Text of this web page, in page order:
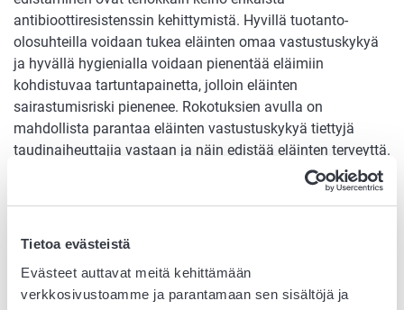
Tietoa evästeistä
Evästeet auttavat meitä kehittämään
verkkosivustoamme ja parantamaan sen sisältöjä ja
antibioottiresistenssin kehittymistä. Hyvillä tuotanto-
olosuhteilla voidaan tukea eläinten omaa vastustuskykyä
ja hyvällä hygienialla voidaan pienentää eläimiin
kohdistuvaa tartuntapainetta, jolloin eläinten
sairastumisriski pienenee. Rokotuksien avulla on
mahdollista parantaa eläinten vastustuskykyä tiettyjä
taudinaiheuttajia vastaan ja näin edistää eläinten terveyttä.
Tuotantoeläinten terveydenhuolto pyrkii Suomen
olosuhteissa merkittäviksi katsottujen eläintautien
sairastumisia ja siitä aiheutuvaa lääkitystarvetta voidaan
vähentää.